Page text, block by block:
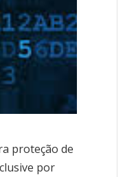
proteção de
por